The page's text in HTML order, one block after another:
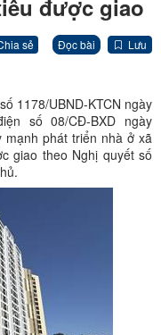
được giao
sẻ Đọc bài Lưu
1178/UBND-KTCN ngày
số 08/CĐ-BXD ngày
mạnh phát triển nhà ở xã
giao theo Nghị quyết số